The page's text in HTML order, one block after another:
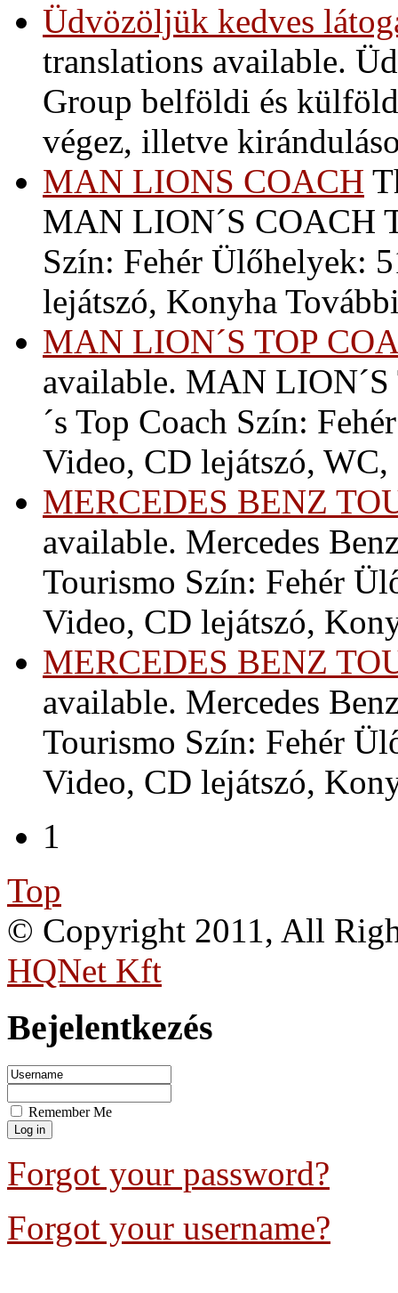
Üdvözöljük kedves
translations available.
Group belföldi és
végez, illetve
MAN LIONS COACH
MAN LION´S COACH
Szín: Fehér Ülőhelyek:
lejátszó, Konyha
MAN LION´S TOP
available. MAN
´s Top Coach Szín:
Video, CD lejátszó,
MERCEDES BENZ
available. Mercedes
Tourismo Szín: Fehér
Video, CD lejátszó,
MERCEDES BENZ
available. Mercedes
Tourismo Szín: Fehér
Video, CD lejátszó,
1
Top
© Copyright 2011, All
HQNet Kft
Bejelentkezés
Remember Me
Forgot your password?
Forgot your username?